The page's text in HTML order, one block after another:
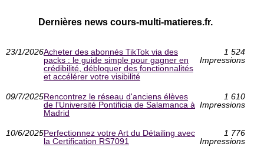
Dernières news cours-multi-matieres.fr.
23/1/2026Acheter des abonnés TikTok via des
packs : le guide simple pour gagner en
crédibilité, débloquer des fonctionnalités
et accélérer votre visibilité
1 524
Impressions
09/7/2025Rencontrez le réseau d'anciens élèves
de l'Université Pontificia de Salamanca à
Madrid
1 610
Impressions
10/6/2025Perfectionnez votre Art du Détailing avec
la Certification RS7091
1 776
Impressions